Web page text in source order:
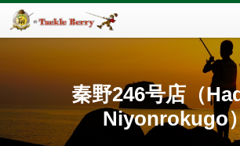
秦野246号店（
Niyonrokugo